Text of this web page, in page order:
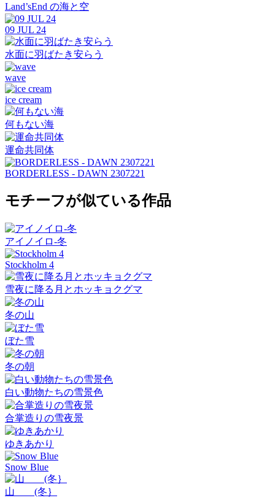
Land’sEnd の海と空
09 JUL 24
水面に羽ばたき安らう
wave
ice cream
何もない海
運命共同体
BORDERLESS - DAWN 2307221
モチーフが似ている作品
アイノイロ-冬
Stockholm 4
雪夜に降る月とホッキョクグマ
冬の山
ぼた雪
冬の朝
白い動物たちの雪景色
合掌造りの雪夜景
ゆきあかり
Snow Blue
山 (冬｝